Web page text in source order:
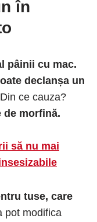
în
pâinii cu mac.
declanșa un
ce cauza?
de morfină.
să nu mai
tuse, care
pot modifica